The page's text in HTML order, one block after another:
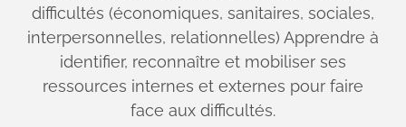
difficultés (économiques, sanitaires, sociales,
interpersonnelles, relationnelles) Apprendre à
identifier, reconnaître et mobiliser ses
ressources internes et externes pour faire
face aux difficultés.